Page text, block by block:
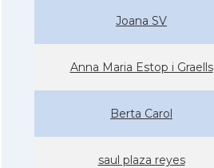
Joana SV
Anna Maria Estop i Graells
Berta Carol
saul plaza reyes